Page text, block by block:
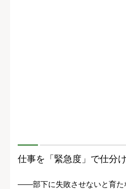
仕事を「緊急度」で仕分
――部下に失敗させないと育た